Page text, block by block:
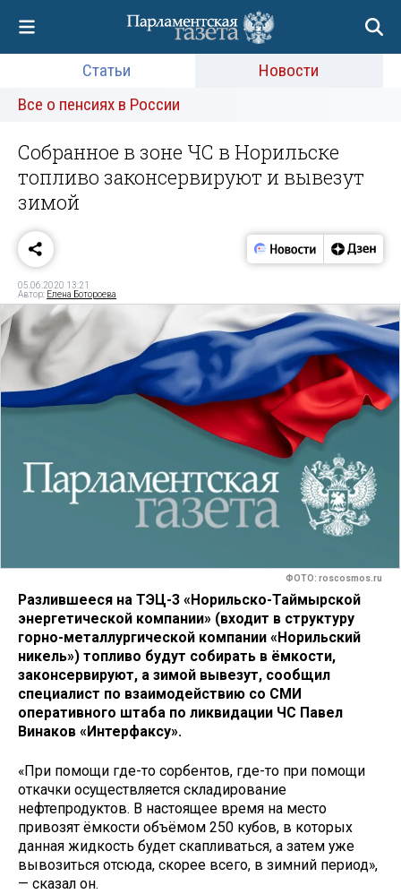
Статьи
Новости
Все о пенсиях в России
Собранное в зоне ЧС в Норильске
топливо законсервируют и вывезут
зимой
05.06.2020 13:21
Автор: Елена Ботороева
ФОТО: roscosmos.ru
Разлившееся на ТЭЦ-3 «Норильско-Таймырской
энергетической компании» (входит в структуру
горно-металлургической компании «Норильский
никель») топливо будут собирать в ёмкости,
законсервируют, а зимой вывезут, сообщил
специалист по взаимодействию со СМИ
оперативного штаба по ликвидации ЧС Павел
Винаков «Интерфаксу».
«При помощи где-то сорбентов, где-то при помощи
откачки осуществляется складирование
нефтепродуктов. В настоящее время на место
привозят ёмкости объёмом 250 кубов, в которых
данная жидкость будет скапливаться, а затем уже
вывозиться отсюда, скорее всего, в зимний период»,
— сказал он.